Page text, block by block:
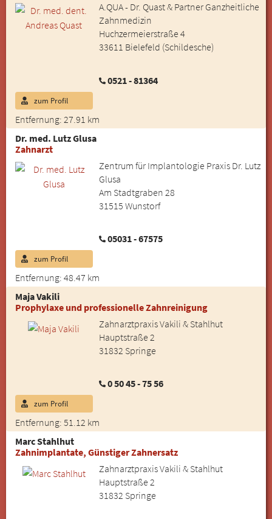
A.QUA - Dr. Quast & Partner Ganzheitliche
Zahnmedizin
Huchzermeierstraße 4
33611 Bielefeld (Schildesche)
0521 - 81364
Entfernung: 27.91 km
zum Profil
Dr. med. Lutz Glusa
Zahnarzt
Zentrum für Implantologie Praxis Dr. Lutz
Glusa
Am Stadtgraben 28
31515 Wunstorf
05031 - 67575
Entfernung: 48.47 km
zum Profil
Maja Vakili
Prophylaxe und professionelle Zahnreinigung
Zahnarztpraxis Vakili & Stahlhut
Hauptstraße 2
31832 Springe
0 50 45 - 75 56
Entfernung: 51.12 km
zum Profil
Marc Stahlhut
Zahnimplantate, Günstiger Zahnersatz
Zahnarztpraxis Vakili & Stahlhut
Hauptstraße 2
31832 Springe